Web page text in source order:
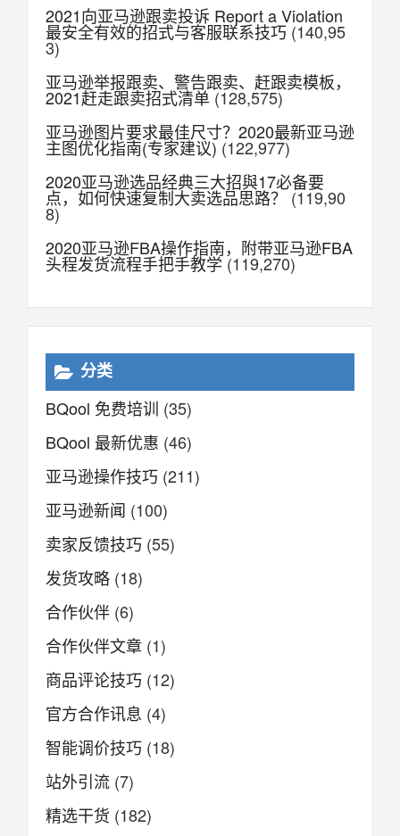
2021向亚马逊跟卖投诉 Report a Violation
最安全有效的招式与客服联系技巧 (140,95
3)
亚马逊举报跟卖、警告跟卖、赶跟卖模板，
2021赶走跟卖招式清单(128,575)
亚马逊图片要求最佳尺寸？2020最新亚马逊
主图优化指南(专家建议) (122,977)
2020亚马逊选品经典三大招與17必备要
点，如何快速复制大卖选品思路？ (119,90
8)
2020亚马逊FBA操作指南，附带亚马逊FBA
头程发货流程手把手教学(119,270)
分类
BQool 免费培训 (35)
BQool 最新优惠 (46)
亚马逊操作技巧 (211)
亚马逊新闻 (100)
卖家反馈技巧 (55)
发货攻略 (18)
合作伙伴 (6)
合作伙伴文章 (1)
商品评论技巧 (12)
官方合作讯息 (4)
智能调价技巧 (18)
站外引流 (7)
精选干货 (182)